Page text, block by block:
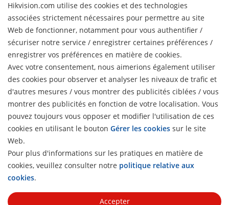
Hikvision.com utilise des cookies et des technologies
associées strictement nécessaires pour permettre au site
Web de fonctionner, notamment pour vous authentifier /
sécuriser notre service / enregistrer certaines préférences /
enregistrer vos préférences en matière de cookies.
Avec votre consentement, nous aimerions également utiliser
des cookies pour observer et analyser les niveaux de trafic et
d'autres mesures / vous montrer des publicités ciblées / vous
montrer des publicités en fonction de votre localisation. Vous
pouvez toujours vous opposer et modifier l'utilisation de ces
cookies en utilisant le bouton Gérer les cookies sur le site
Web.
Pour plus d'informations sur les pratiques en matière de
cookies, veuillez consulter notre politique relative aux
cookies.
Accepter
Profil de l’Entreprise
Relations avec les investisseurs
Cybersécurité
Conformité
Développement durable
Axé sur la qualité
Contactez-nous
FAQ
Actualités
Blog
Dernières actualités
Témoignages clients
HikSnap
Bibliothèque vidéo
Partenaires
Hik-Partner Pro
Trouver un distributeur
Trouver un partenaire technologique
Portail des partenaires technologiques
Hikvision Embedded Open Platform
Témoignage de partenaire technologique
Liens Rapides
HikTech Star
Où Acheter
Produits obsolètes
Hikvision eLearning
Liste des Évènements
Plan du site
Contactez-nous
S'abonner à la newsletter
Rights Reserved.
Privacy Policy Cookie Policy
Cookies